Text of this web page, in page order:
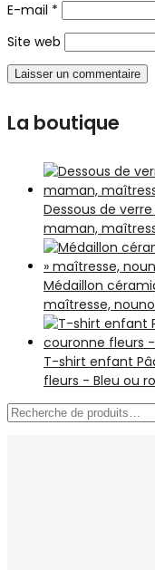
E-mail *
Site web
La boutique
Dessous de
maman,
Médaillon
maîtresse,
T-shirt enfant
fleurs - Bleu ou
Recherche